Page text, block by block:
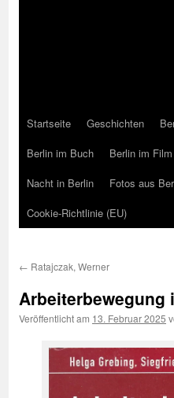
Startseite Geschichten
Berlin im Buch
Berlin im Film
Nacht in Berlin
Fotos aus
Cookie-Richtlinie (EU)
← Ratajczak, Werner
Arbeiterbewegung
Veröffentlicht am 13. Februar 2025